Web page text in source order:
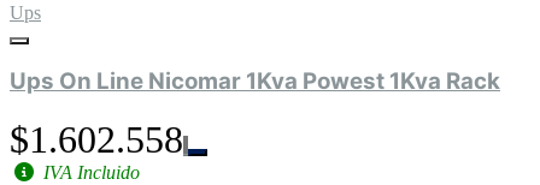
Ups
Ups On Line Nicomar 1Kva Powest 1Kva Rack
$1.602.558
IVA Incluido